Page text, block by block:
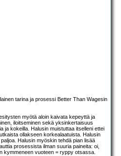
tarina ja prosessi Better Than Wagesin
myötä aloin kaivata kepeyttä ja
iloitseminen sekä yksinkertaisuus
ja kokeilla. Halusin muistuttaa itselleni ettei
ollakseen korkealaatuista. Halusin
Halusin myöskin tehdä pian lisää
prosessista ilman suuria paineita: oi,
kymmeneen vuoteen = ryppy otsassa.